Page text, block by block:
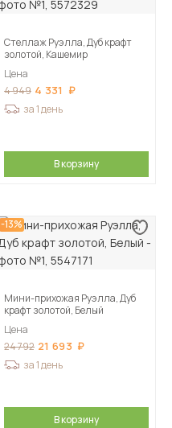
Стеллаж Руэлла, Дуб крафт
золотой, Кашемир
Цена
4 949 4 331
за 1 день
В корзину
-13%
Мини-прихожая Руэлла, Дуб
крафт золотой, Белый
Цена
24 792 21 693
за 1 день
В корзину